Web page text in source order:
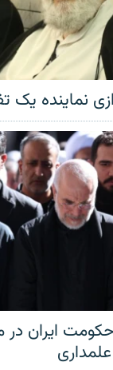
نماینده یک
ایران در